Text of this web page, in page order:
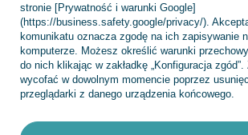
W sklepie prezentujemy ceny brutto
stronie [Prywatność i warunki Google]
(https://business.safety.google/privacy/).
komunikatu oznacza zgodę na ich zapisywanie
komputerze. Możesz określić warunki
do nich klikając w zakładkę „Konfiguracja
wycofać w dowolnym momencie poprzez
przeglądarki z danego urządzenia końcowego.